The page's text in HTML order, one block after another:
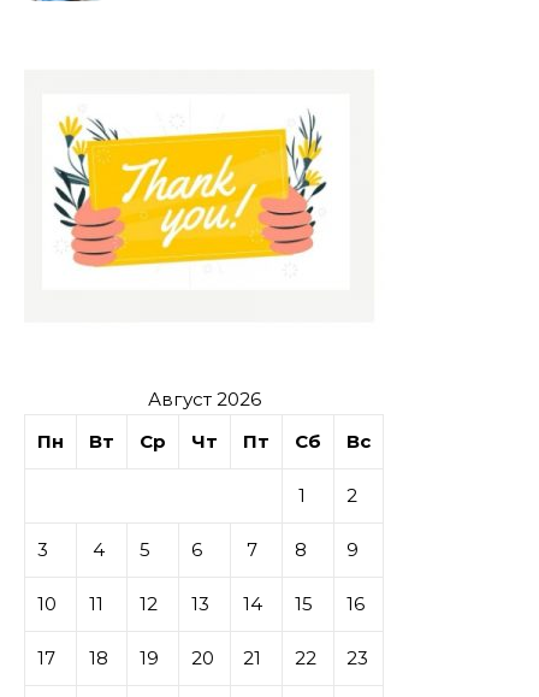
Август 2026
Пн
Вт Ср Чт Пт Сб Вс
1 2
3 4 5 6 7 8 9
10 11 12 13 14 15 16
17 18 19 20 21 22 23